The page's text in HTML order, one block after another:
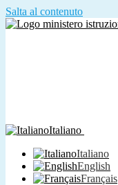
Salta al contenuto
Italiano
Italiano
English
Français